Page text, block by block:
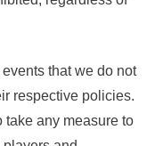
that we do not
respective policies.
take any measure to